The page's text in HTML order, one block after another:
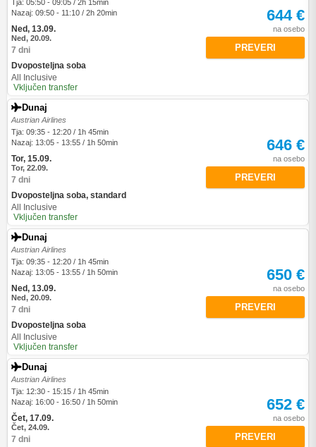
Tja: 05:50 - 09:05 / 2h 15min
Nazaj: 09:50 - 11:10 / 2h 20min
Ned, 13.09.
Ned, 20.09.
7 dni
Dvoposteljna soba
All Inclusive
Vključen transfer
644 €
na osebo
PREVERI
Dunaj
Austrian Airlines
Tja: 09:35 - 12:20 / 1h 45min
Nazaj: 13:05 - 13:55 / 1h 50min
Tor, 15.09.
Tor, 22.09.
7 dni
Dvoposteljna soba, standard
All Inclusive
Vključen transfer
646 €
na osebo
PREVERI
Dunaj
Austrian Airlines
Tja: 09:35 - 12:20 / 1h 45min
Nazaj: 13:05 - 13:55 / 1h 50min
Ned, 13.09.
Ned, 20.09.
7 dni
Dvoposteljna soba
All Inclusive
Vključen transfer
650 €
na osebo
PREVERI
Dunaj
Austrian Airlines
Tja: 12:30 - 15:15 / 1h 45min
Nazaj: 16:00 - 16:50 / 1h 50min
Čet, 17.09.
Čet, 24.09.
7 dni
652 €
na osebo
PREVERI